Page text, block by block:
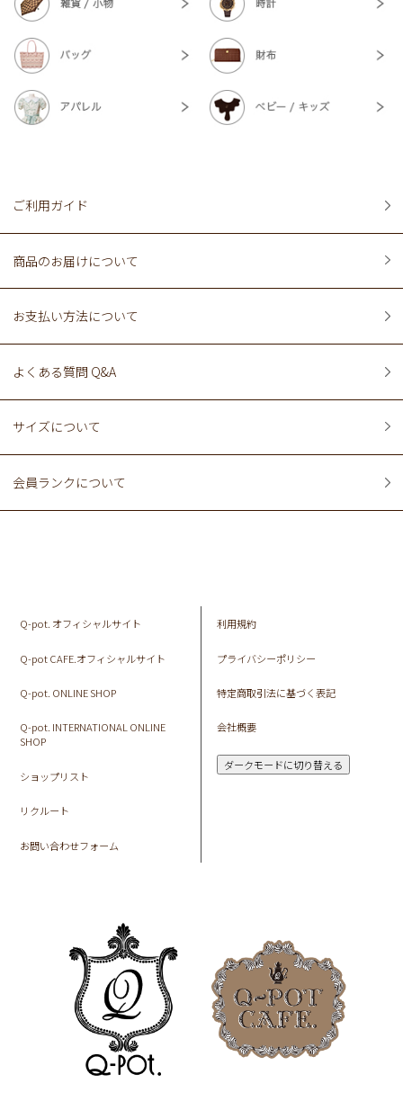
ご利用ガイド
商品のお届けについて
お支払い方法について
よくある質問 Q&A
サイズについて
会員ランクについて
Q-pot. オフィシャルサイト
Q-pot CAFE.オフィシャルサイト
Q-pot. ONLINE SHOP
Q-pot. INTERNATIONAL ONLINE
SHOP
ショップリスト
リクルート
お問い合わせフォーム
利用規約
プライバシーポリシー
特定商取引法に基づく表記
会社概要
ダークモードに切り替える